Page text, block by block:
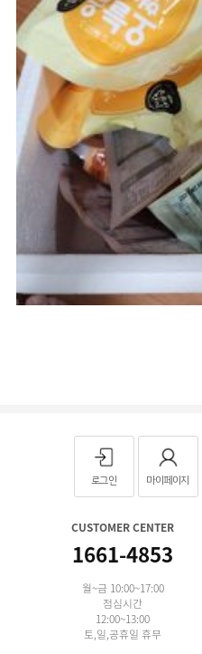
로그인 마이페이지
CUSTOMER CENTER
1661-4853
월~금 10:00~17:00
점심시간
12:00~13:00
토,일,공휴일 휴무